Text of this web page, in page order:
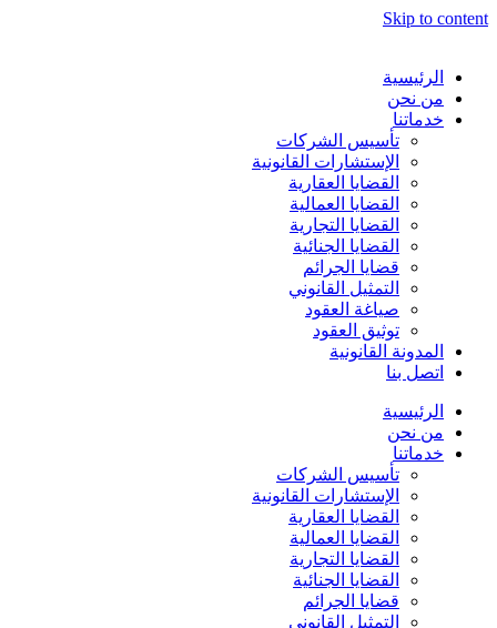
Skip to content
الرئيسية
من نحن
خدماتنا
تأسيس الشركات
الإستشارات القانونية
القضايا العقارية
القضايا العمالية
القضايا التجارية
القضايا الجنائية
قضايا الجرائم
التمثيل القانوني
صياغة العقود
توثيق العقود
المدونة القانونية
اتصل بنا
الرئيسية
من نحن
خدماتنا
تأسيس الشركات
الإستشارات القانونية
القضايا العقارية
القضايا العمالية
القضايا التجارية
القضايا الجنائية
قضايا الجرائم
التمثيل القانوني